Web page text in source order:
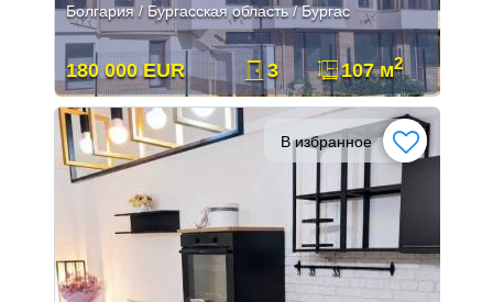
Болгария / Бургасская область / Бургас
180 000 EUR 3 107 м2
В избранное